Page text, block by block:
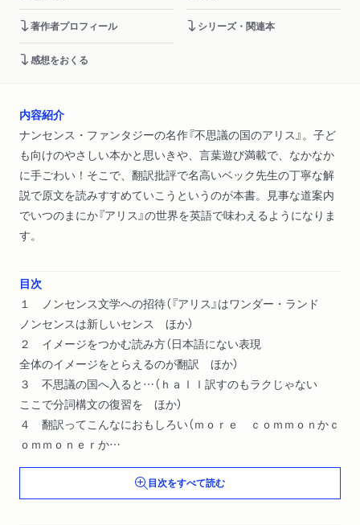
著作者プロフィール シリーズ・関連本
感想をおくる
内容紹介
ナンセンス・ファンタジーの名作『不思議の国のアリス』。子ど
も向けのやさしい本かと思いきや、言葉遊び満載で、なかなか
に手ごわい！そこで、翻訳批評で名高いベック先生の丁寧な解
説で原文を読みすすめていこうというのが本書。見事な道案内
でいつのまにか『アリス』の世界を英語で味わえるようになりま
す。
目次
１ ノンセンス文学への招待（『アリス』はワンダー・ランド
ノンセンスは新しいセンス ほか）
２ イメージをつかむ読み方（日本語にない表現
全体のイメージをとらえるのが翻訳 ほか）
３ 不思議の国へ入ると…（ｈａｌｌ訳すのもラクじゃない
ここで分詞構文の復習を ほか）
４ 翻訳ってこんなにおもしろい（ｍｏｒｅ ｃｏｍｍｏｎかｃ
ｏｍｍｏｎｅｒか
こんどはどんどん大きくなる ほか）
５ 『アリス』の本当のおもしろさ（Ａ Ｍａｄ Ｔｅａ‐Ｐａｒ
ｔｙ
目次をすべて読む